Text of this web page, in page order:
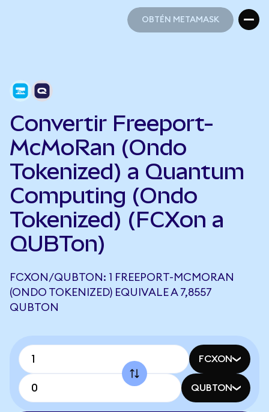
OBTÉN METAMASK
Convertir Freeport-
McMoRan (Ondo
Tokenized) a Quantum
Computing (Ondo
Tokenized) (FCXon a
QUBTon)
FCXON/QUBTON: 1 FREEPORT-MCMORAN
(ONDO TOKENIZED) EQUIVALE A 7,8557
QUBTON
FCXON
QUBTON